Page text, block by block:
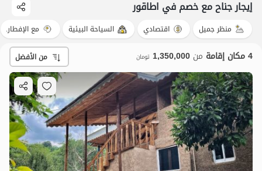
إيجار جناح مع خصم في اطاقور
منظر جميل اقتصادي السياحة البيئية مع الإفطار.
4 مكان إقامة من 1,350,000 تومان من الأفضل